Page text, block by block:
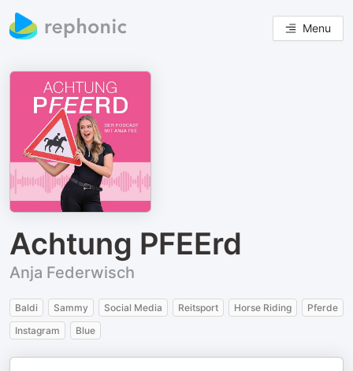
Menu
Achtung PFEErd
Anja Federwisch
Baldi Sammy Social Media Reitsport Horse Riding
Pferde
Instagram
Blue